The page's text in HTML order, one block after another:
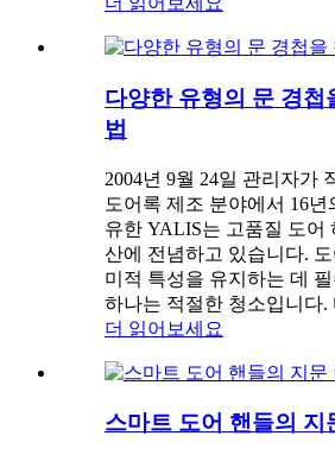
다양한 유형의 문 경첩
법
2004년 9월 24일 관리자가
도어록 제조 분야에서 16년
유한 YALIS는 고품질 도어
산에 전념하고 있습니다.
미적 특성을 유지하는 데
하나는 적절한 청소입니다.
더 읽어보세요
스마트 도어 핸들의 지